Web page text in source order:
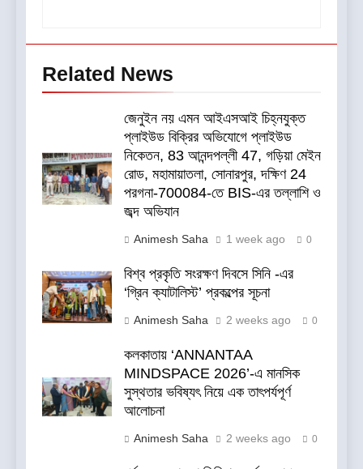
Related News
জেনুইন নয় এমন আইএসআই চিহ্নযুক্ত
প্লাইউড বিক্রির অভিযোগে প্লাইউড
নিকেতন, 83 আনন্দপল্লী 47, গড়িয়া মেইন
রোড, মহামায়াতলা, সোনারপুর, দক্ষিণ 24
পরগনা-700084-তে BIS-এর তল্লাশি ও
জব্দ অভিযান
Animesh Saha 1 week ago 0
বিশ্ব প্রকৃতি সংরক্ষণ দিবসে সিনি -এর
‘গ্রিন ক্যাটালিস্ট’ প্রকল্পের সূচনা
Animesh Saha 2 weeks ago 0
কলকাতায় ‘ANNANTAA
MINDSPACE 2026’-এ মানসিক
সুস্থতার ভবিষ্যৎ নিয়ে এক তাৎপর্যপূর্ণ
আলোচনা
Animesh Saha 2 weeks ago 0